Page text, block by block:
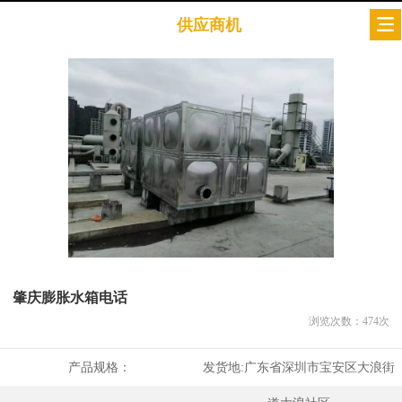
供应商机
肇庆膨胀水箱电话
浏览次数： 474次
产品规格： 发货地:广东省深圳市宝安区大浪街